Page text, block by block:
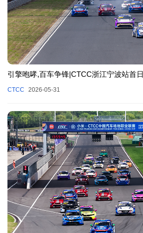
引擎咆哮,百车争锋|CTCC浙江宁波站首
CTCC 2026-05-31